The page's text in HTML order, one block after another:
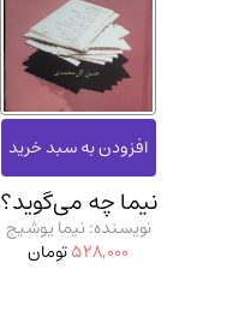
نیما چه می‌گوید؟
نویسنده: نیما یوشیج
528,000تومان